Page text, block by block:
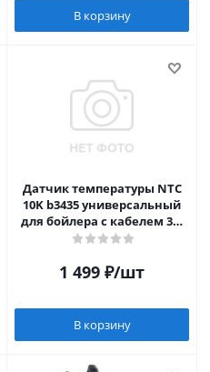
В корзину
Датчик температуры NTC
10K b3435 универсальный
для бойлера с кабелем 3м
6х50 мм
1 499 ₽/шт
В корзину